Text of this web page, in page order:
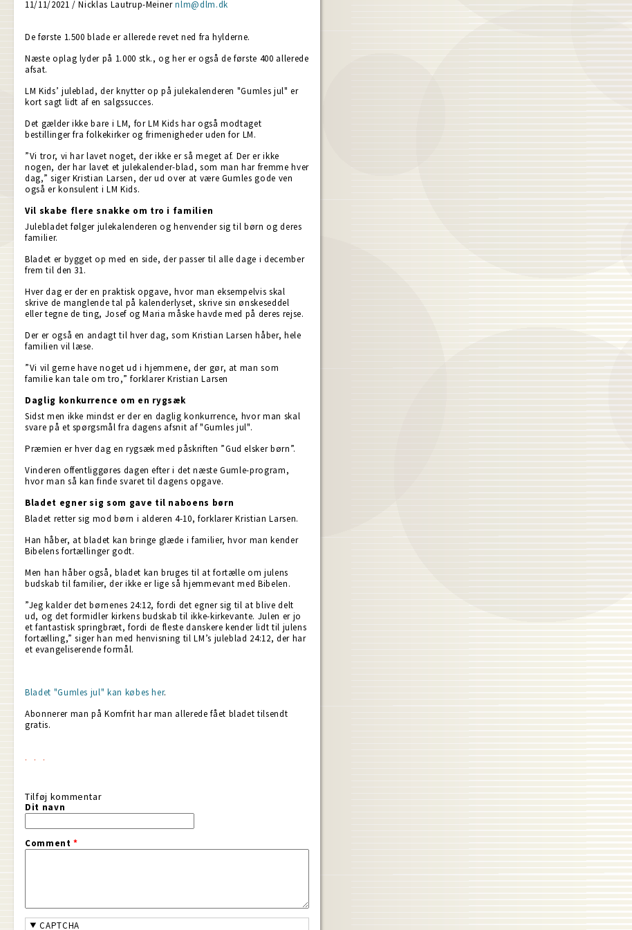
11/11/2021 / Nicklas Lautrup-Meinernlm@dlm.dk
De første 1.500 blade er allerede revet ned fra hylderne.
Næste oplag lyder på 1.000 stk., og her er også de første 400 allerede
afsat.
LM Kids’ juleblad, der knytter op på julekalenderen "Gumles jul" er
kort sagt lidt af en salgssucces.
Det gælder ikke bare i LM, for LM Kids har også modtaget
bestillinger fra folkekirker og frimenigheder uden for LM.
”Vi tror, vi har lavet noget, der ikke er så meget af. Der er ikke
nogen, der har lavet et julekalender-blad, som man har fremme hver
dag,” siger Kristian Larsen, der ud over at være Gumles gode ven
også er konsulent i LM Kids.
Vil skabe flere snakke om tro i familien
Julebladet følger julekalenderen og henvender sig til børn og deres
familier.
Bladet er bygget op med en side, der passer til alle dage i december
frem til den 31.
Hver dag er der en praktisk opgave, hvor man eksempelvis skal
skrive de manglende tal på kalenderlyset, skrive sin ønskeseddel
eller tegne de ting, Josef og Maria måske havde med på deres rejse.
Der er også en andagt til hver dag, som Kristian Larsen håber, hele
familien vil læse.
”Vi vil gerne have noget ud i hjemmene, der gør, at man som
familie kan tale om tro,” forklarer Kristian Larsen
Daglig konkurrence om en rygsæk
Sidst men ikke mindst er der en daglig konkurrence, hvor man skal
svare på et spørgsmål fra dagens afsnit af "Gumles jul".
Præmien er hver dag en rygsæk med påskriften ”Gud elsker børn”.
Vinderen offentliggøres dagen efter i det næste Gumle-program,
hvor man så kan finde svaret til dagens opgave.
Bladet egner sig som gave til naboens børn
Bladet retter sig mod børn i alderen 4-10, forklarer Kristian Larsen.
Han håber, at bladet kan bringe glæde i familier, hvor man kender
Bibelens fortællinger godt.
Men han håber også, bladet kan bruges til at fortælle om julens
budskab til familier, der ikke er lige så hjemmevant med Bibelen.
”Jeg kalder det børnenes 24:12, fordi det egner sig til at blive delt
ud, og det formidler kirkens budskab til ikke-kirkevante. Julen er jo
et fantastisk springbræt, fordi de fleste danskere kender lidt til julens
fortælling,” siger han med henvisning til LM’s juleblad 24:12, der har
et evangeliserende formål.
Bladet "Gumles jul" kan købes her.
Abonnerer man på Komfrit har man allerede fået bladet tilsendt
gratis.
Tilføj kommentar
Dit navn
Comment*
CAPTCHA